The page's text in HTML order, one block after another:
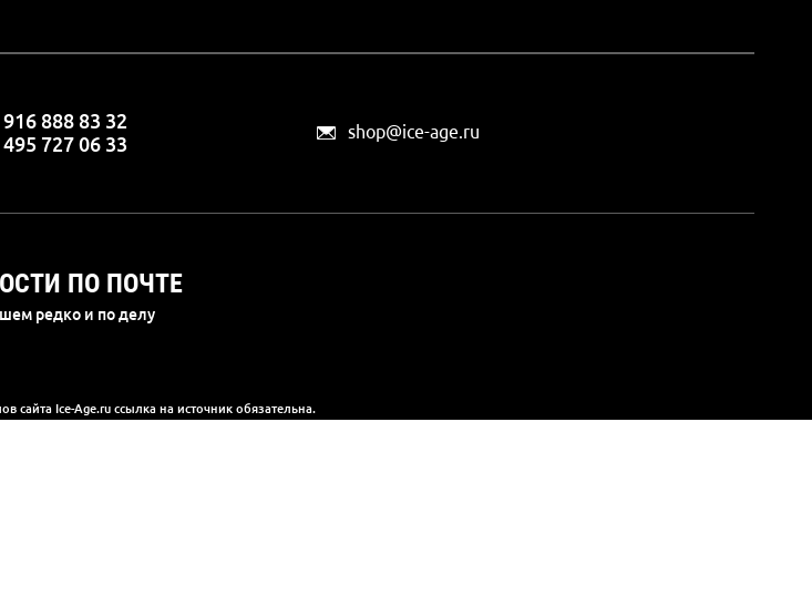
916 888 83 32
495 727 06 33
shop@ice-age.ru
ПО ПОЧТЕ
редко и по делу
сайта Ice-Age.ru ссылка на источник обязательна.